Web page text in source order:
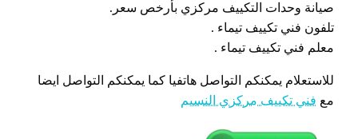
صيانة وحدات التكييف مركزي بأرخص سعر.
تلفون فني تكييف تيماء .
معلم فني تكييف تيماء .
للاستعلام يمكنكم التواصل هاتفيا كما يمكنكم التواصل ايضا
مع فني تكييف مركزي النسيم